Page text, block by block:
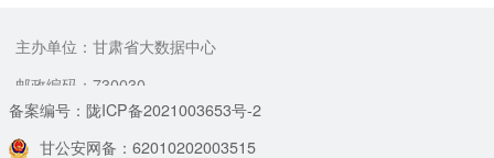
主办单位：甘肃省大数据中心
邮政编码：730030
备案编号：陇ICP备2021003653号-2
甘公安网备：62010202003515